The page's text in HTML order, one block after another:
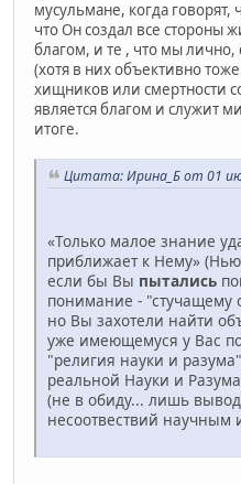
мусульмане, когда говорят,
что Он создал все стороны
благом, и те , что мы
(хотя в них объективно
хищников или смертности
является благом и служит
итоге.
Цитата: Ирина_Б от 01
«Только малое знание
приближает к Нему»
если бы Вы пытались
понимание - "стучащему
но Вы захотели найти
уже имеющемуся у Вас
"религия науки и
реальной Науки и
(не в обиду... лишь
несоотвествий научным